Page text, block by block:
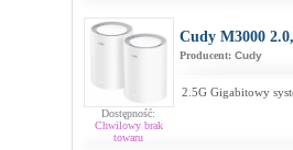
Dostępność:
Chwilowy brak
towaru
Cudy M3000
Producent: Cudy
2.5G Gigabitowy